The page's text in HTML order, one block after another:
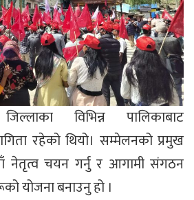
विभिन्न पालिकाबाट
रहेको थियो। सम्मेलनको प्रमुख
नेतृत्व चयन गर्नु र आगामी संगठन
योजना बनाउनु हो ।